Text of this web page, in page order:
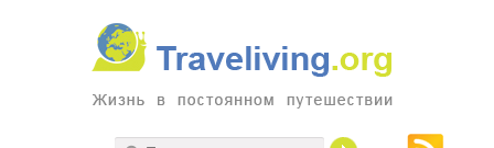
Жизнь в постоянном путешествии